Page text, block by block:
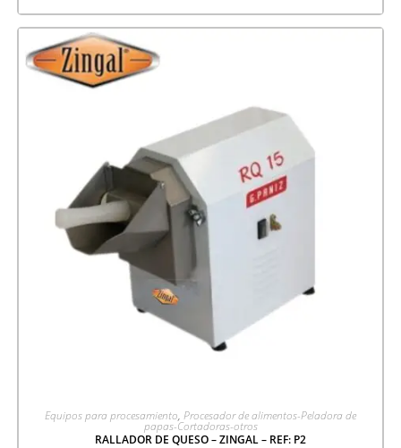
AGREGAR A COTIZACIÓN
Equipos para procesamiento, Procesador de alimentos-Peladora de
papas-Cortadoras-otros
RALLADOR DE QUESO – ZINGAL – REF: P2